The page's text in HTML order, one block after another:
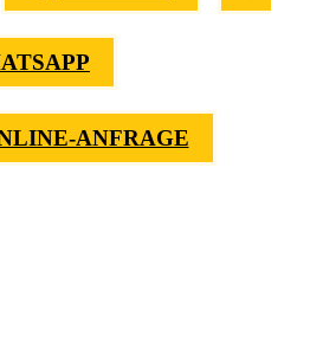
ANFRAGE